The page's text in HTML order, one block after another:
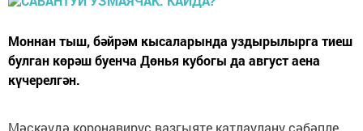
Моннан тыш, бәйрәм кысаларында уздырылырга тиеш
булган көрәш буенча Дөнья кубогы да август аена
күчерелгән.
Мәскәүдә коронавирус вазгыяте катлаулану сәбәпле,